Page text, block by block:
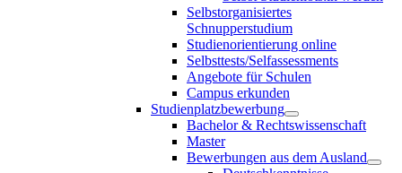
Selbstorganisiertes
Schnupperstudium
Studienorientierung online
Selbsttests/Selfassessments
Angebote für Schulen
Campus erkunden
Studienplatzbewerbung
Bachelor & Rechtswissenschaft
Master
Bewerbungen aus dem Ausland